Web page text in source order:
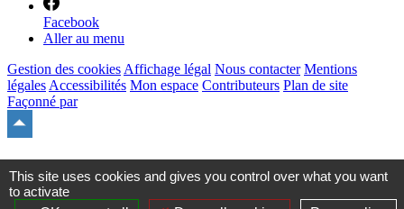
Facebook
Aller au menu
Gestion des cookies Affichage légal Nous contacter Mentions
légales Accessibilités Mon espace Contributeurs Plan de site
Façonné par
site
This site uses cookies and gives you control over what you want
to activate